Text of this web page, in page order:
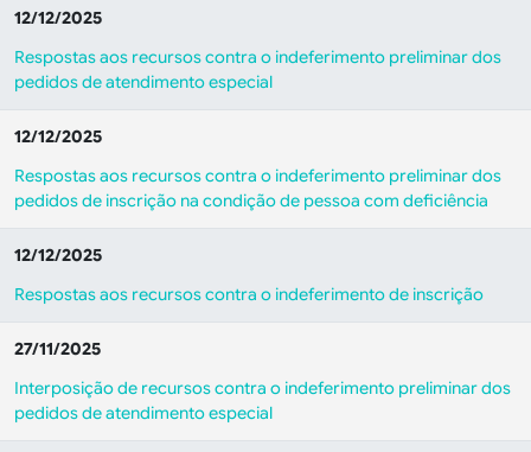
12/12/2025
Respostas aos recursos contra o indeferimento preliminar dos
pedidos de atendimento especial
12/12/2025
Respostas aos recursos contra o indeferimento preliminar dos
pedidos de inscrição na condição de pessoa com deficiência
12/12/2025
Respostas aos recursos contra o indeferimento de inscrição
27/11/2025
Interposição de recursos contra o indeferimento preliminar dos
pedidos de atendimento especial